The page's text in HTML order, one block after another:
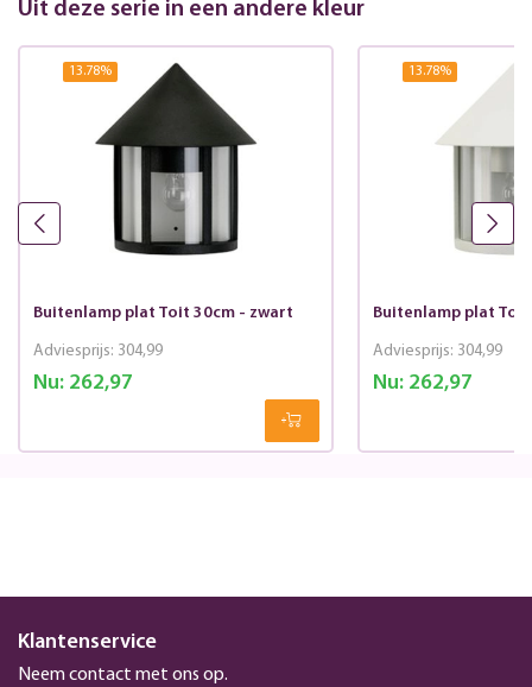
Uit deze serie in een andere kleur
13.78%
Buitenlamp plat Toit 30cm - zwart
Nu:262,97
Adviesprijs: 304,99
13.78%
Buitenlamp plat
Nu:262,97
Adviesprijs: 304,99
Klantenservice
Neem contact met ons op.